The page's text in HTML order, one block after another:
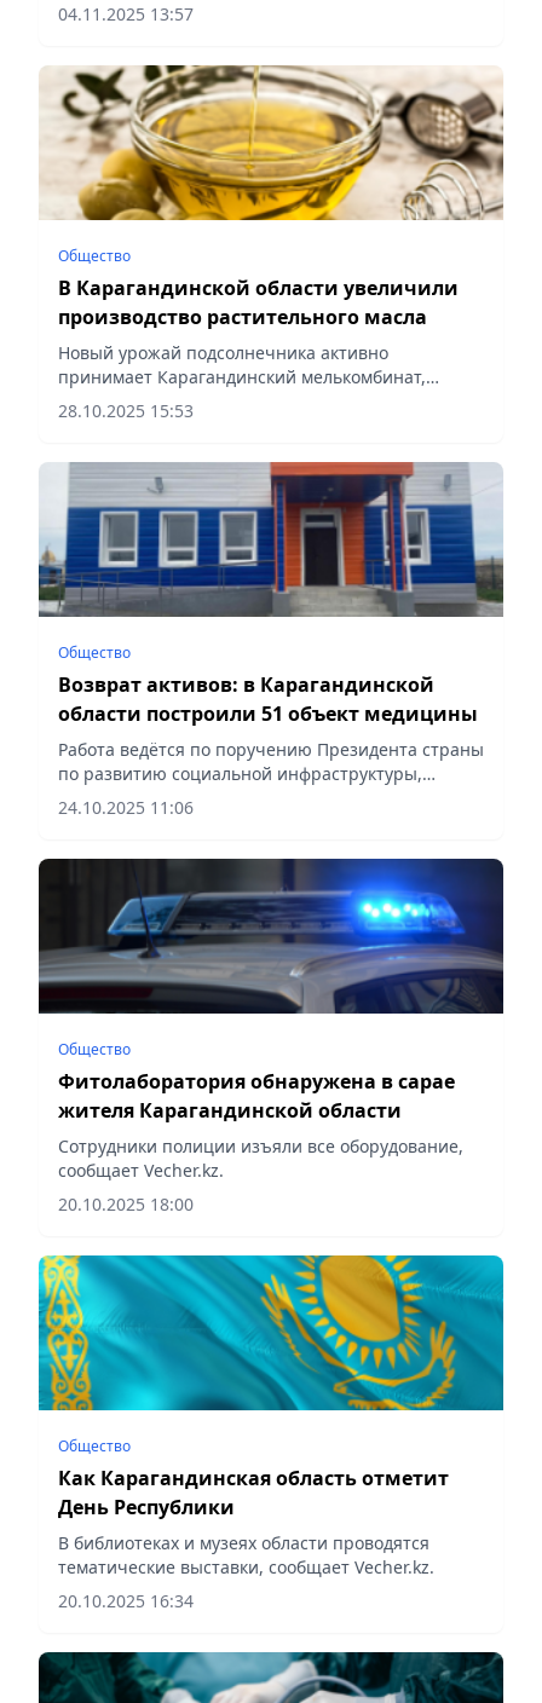
04.11.2025 13:57
Общество
В Карагандинской области увеличили
производство растительного масла
Новый урожай подсолнечника активно
принимает Карагандинский мелькомбинат,
сообщает Vecher.kz.
28.10.2025 15:53
Общество
Возврат активов: в Карагандинской
области построили 51 объект медицины
Работа ведётся по поручению Президента страны
по развитию социальной инфраструктуры,
сообщает Vecher.kz.
24.10.2025 11:06
Общество
Фитолаборатория обнаружена в сарае
жителя Карагандинской области
Сотрудники полиции изъяли все оборудование,
сообщает Vecher.kz.
20.10.2025 18:00
Общество
Как Карагандинская область отметит
День Республики
В библиотеках и музеях области проводятся
тематические выставки, сообщает Vecher.kz.
20.10.2025 16:34